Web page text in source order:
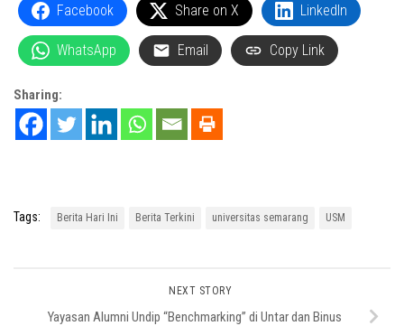
Facebook Share on X LinkedIn
WhatsApp Email Copy Link
Sharing:
Tags: Berita Hari Ini Berita Terkini universitas semarang USM
NEXT STORY
Yayasan Alumni Undip “Benchmarking” di Untar dan Binus